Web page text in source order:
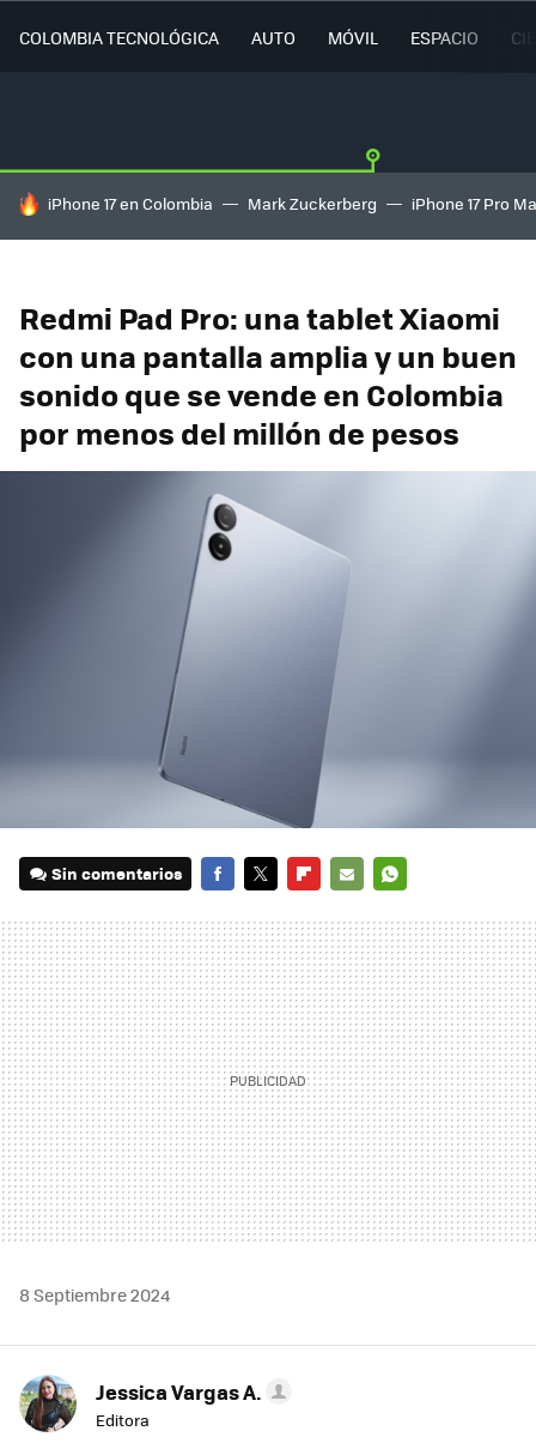
COLOMBIA TECNOLÓGICA AUTO MÓVIL ESPACIO
HOY SE HABLA DE
iPhone 17 en Colombia Mark Zuckerberg iPhone 17 Pro
Redmi Pad Pro: una tablet Xiaomi
con una pantalla amplia y un buen
sonido que se vende en Colombia
por menos del millón de pesos
Sin comentarios
MAIL
8 Septiembre 2024
Jessica Vargas A.
Editora